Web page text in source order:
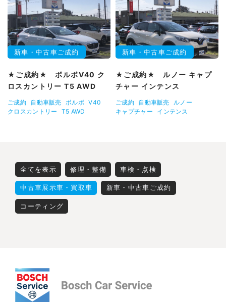
新車・中古車ご成約
★ご成約★ ボルボV40 ク
ロスカントリー T5 AWD
ご成約 自動車販売 ボルボ
V40
クロスカントリー
T5 AWD
新車・中古車ご成約
★ご成約★ ルノー キャプ
チャー インテンス
ご成約 自動車販売
ルノー
キャプチャー
インテンス
全てを表示 修理・整備 車検・点検
中古車展示車・買取車 新車・中古車ご成約
コーティング